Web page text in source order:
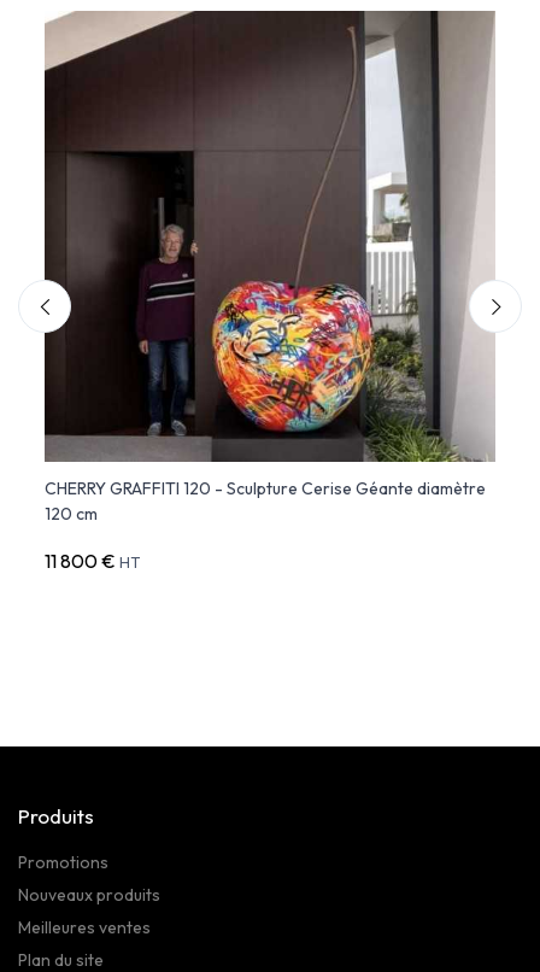
CHERRY GRAFFITI 120 - Sculpture Cerise Géante diamètre
120 cm
11 800 € HT
Produits
Promotions
Nouveaux produits
Meilleures ventes
Plan du site